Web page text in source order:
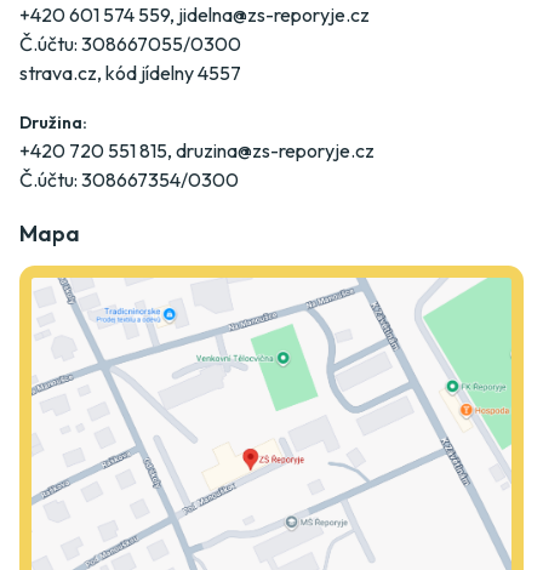
+420 601 574 559, jidelna@zs-reporyje.cz
Č.účtu: 308667055/0300
strava.cz, kód jídelny 4557
Družina:
+420 720 551 815, druzina@zs-reporyje.cz
Č.účtu: 308667354/0300
Mapa